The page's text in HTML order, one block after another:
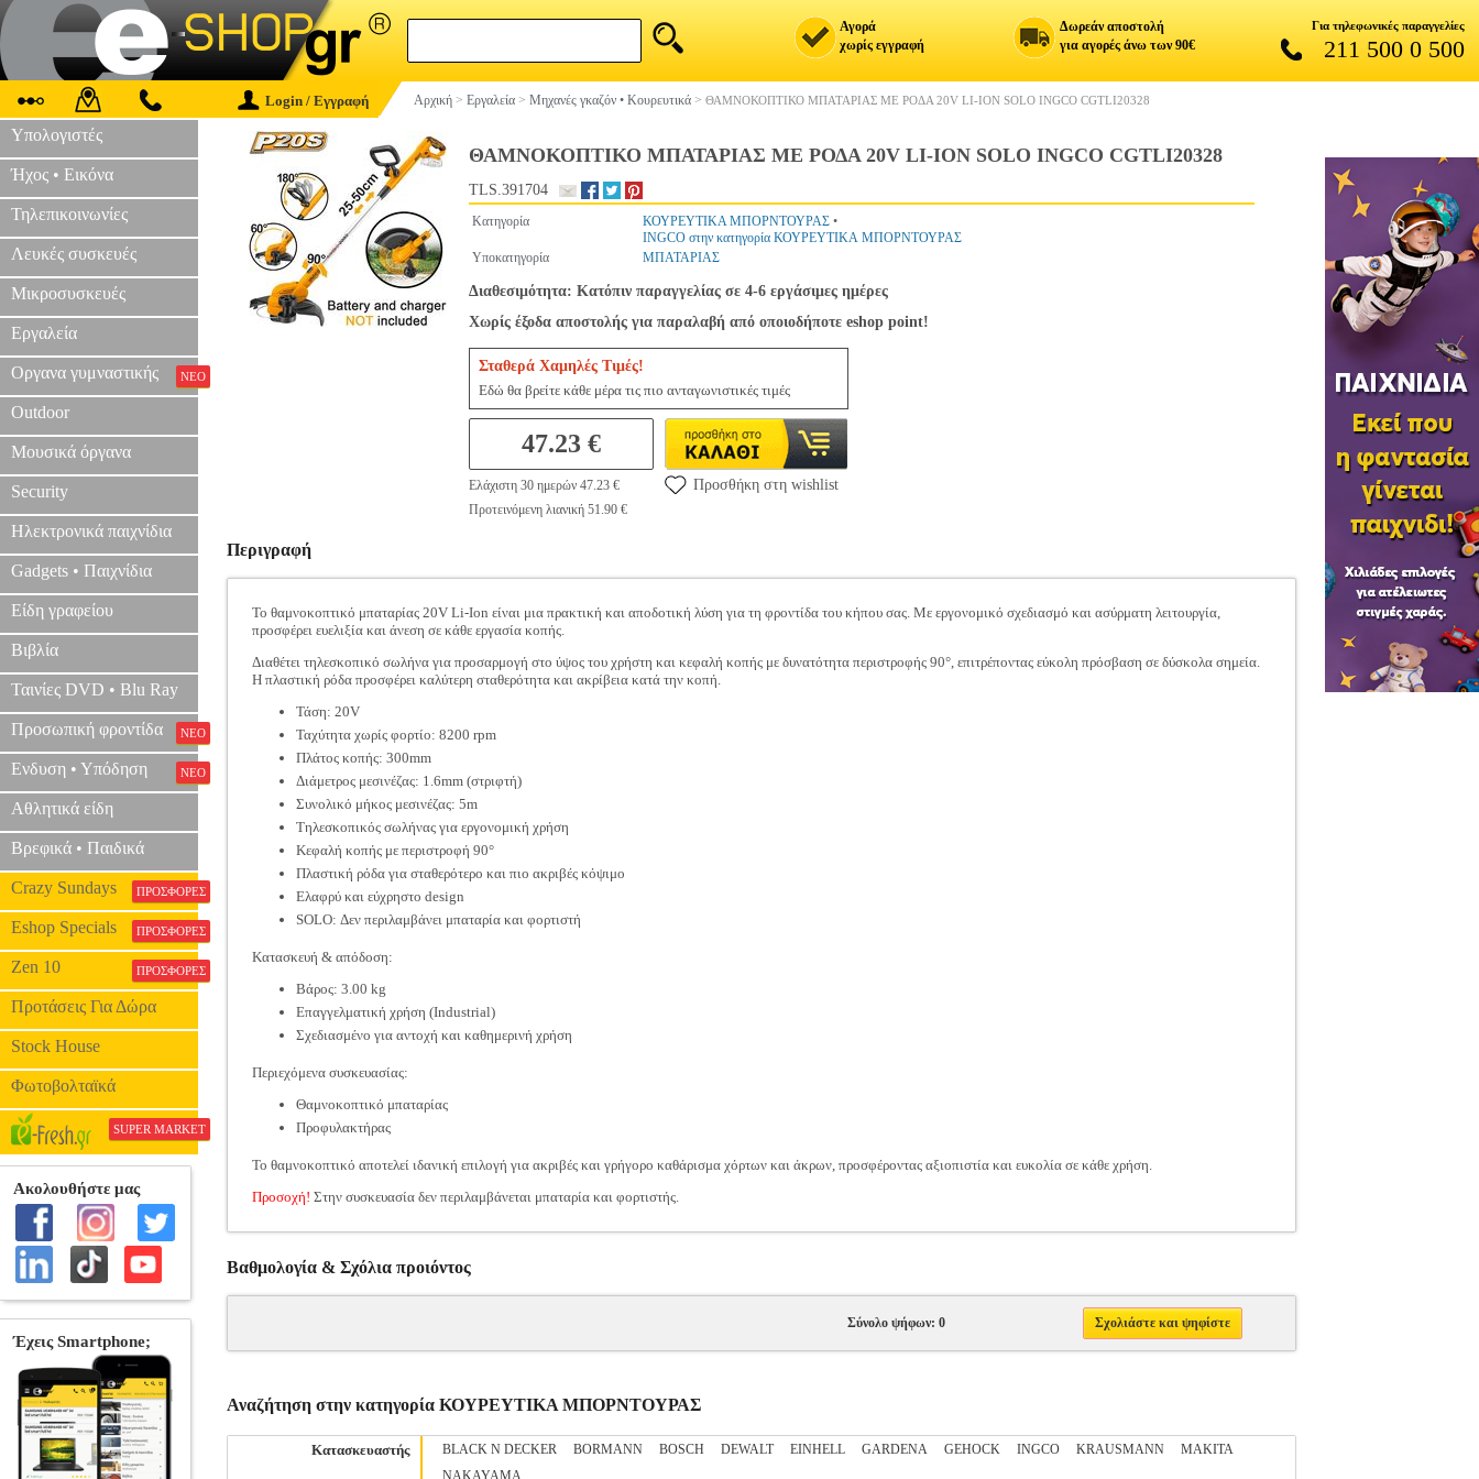
Αγορά
χωρίς εγγραφή
Δωρεάν αποστολή
για αγορές άνω των 90€
Για τηλεφωνικές παραγγελίες
211 500 0 500
Login / Εγγραφή Αρχική > Εργαλεία > Μηχανές γκαζόν • Κουρευτικά > ΘΑΜΝΟΚΟΠΤΙΚΟ ΜΠΑΤΑΡΙΑΣ ΜΕ ΡΟΔΑ 20V LI-ION SOLO INGCO CGTLI20328
Υπολογιστές
Ήχος • Εικόνα
Τηλεπικοινωνίες
Λευκές συσκευές
Μικροσυσκευές
Εργαλεία
Οργανα γυμναστικής ΝΕΟ
Outdoor
Μουσικά όργανα
Security
Ηλεκτρονικά παιχνίδια
Gadgets • Παιχνίδια
Είδη γραφείου
Βιβλία
Ταινίες DVD • Blu Ray
Προσωπική φροντίδα ΝΕΟ
Ενδυση • Υπόδηση ΝΕΟ
Αθλητικά είδη
Βρεφικά • Παιδικά
Crazy Sundays ΠΡΟΣΦΟΡΕΣ
Eshop Specials ΠΡΟΣΦΟΡΕΣ
Zen 10 ΠΡΟΣΦΟΡΕΣ
Προτάσεις Για Δώρα
Stock House
Φωτοβολταϊκά
SUPER MARKET
ΘΑΜΝΟΚΟΠΤΙΚΟ ΜΠΑΤΑΡΙΑΣ ΜΕ ΡΟΔΑ 20V LI-ION SOLO INGCO CGTLI20328
TLS.391704
Κατηγορία ΚΟΥΡΕΥΤΙΚΑ ΜΠΟΡΝΤΟΥΡΑΣ •
INGCO στην κατηγορία ΚΟΥΡΕΥΤΙΚΑ ΜΠΟΡΝΤΟΥΡΑΣ
Υποκατηγορία
ΜΠΑΤΑΡΙΑΣ
Διαθεσιμότητα: Κατόπιν παραγγελίας σε 4-6 εργάσιμες ημέρες
Χωρίς έξοδα αποστολής για παραλαβή από οποιοδήποτε eshop point!
Σταθερά Χαμηλές Τιμές!
Εδώ θα βρείτε κάθε μέρα τις πιο ανταγωνιστικές τιμές
47.23 €
Ελάχιστη 30 ημερών 47.23 €
Προτεινόμενη λιανική 51.90 €
Προσθήκη στη wishlist
Περιγραφή
Το θαμνοκοπτικό μπαταρίας 20V Li-Ion είναι μια πρακτική και αποδοτική λύση για τη φροντίδα του κήπου σας. Με εργονομικό σχεδιασμό και ασύρματη λειτουργία,
προσφέρει ευελιξία και άνεση σε κάθε εργασία κοπής.
Διαθέτει τηλεσκοπικό σωλήνα για προσαρμογή στο ύψος του χρήστη και κεφαλή κοπής με δυνατότητα περιστροφής 90°, επιτρέποντας εύκολη πρόσβαση σε δύσκολα σημεία.
Η πλαστική ρόδα προσφέρει καλύτερη σταθερότητα και ακρίβεια κατά την κοπή.
Τάση: 20V
Ταχύτητα χωρίς φορτίο: 8200 rpm
Πλάτος κοπής: 300mm
Διάμετρος μεσινέζας: 1.6mm (στριφτή)
Συνολικό μήκος μεσινέζας: 5m
Τηλεσκοπικός σωλήνας για εργονομική χρήση
Κεφαλή κοπής με περιστροφή 90°
Πλαστική ρόδα για σταθερότερο και πιο ακριβές κόψιμο
Ελαφρύ και εύχρηστο design
SOLO: Δεν περιλαμβάνει μπαταρία και φορτιστή
Κατασκευή & απόδοση:
Βάρος: 3.00 kg
Επαγγελματική χρήση (Industrial)
Σχεδιασμένο για αντοχή και καθημερινή χρήση
Περιεχόμενα συσκευασίας:
Θαμνοκοπτικό μπαταρίας
Προφυλακτήρας
Το θαμνοκοπτικό αποτελεί ιδανική επιλογή για ακριβές και γρήγορο καθάρισμα χόρτων και άκρων, προσφέροντας αξιοπιστία και ευκολία σε κάθε χρήση.
Προσοχή! Στην συσκευασία δεν περιλαμβάνεται μπαταρία και φορτιστής.
Βαθμολογία & Σχόλια προιόντος
Σύνολο ψήφων: 0 Σχολιάστε και ψηφίστε
Αναζήτηση στην κατηγορία ΚΟΥΡΕΥΤΙΚΑ ΜΠΟΡΝΤΟΥΡΑΣ
Κατασκευαστής BLACK N DECKER BORMANN BOSCH DEWALT EINHELL GARDENA GEHOCK INGCO KRAUSMANN
MAKITA
NAKAYAMA